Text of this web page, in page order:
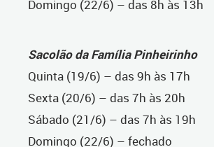
Domingo (22/6) – das 8h às 13h
Sacolão da Família Pinheirinho
Quinta (19/6) – das 9h às 17h
Sexta (20/6) – das 7h às 20h
Sábado (21/6) – das 7h às 19h
Domingo (22/6) – fechado